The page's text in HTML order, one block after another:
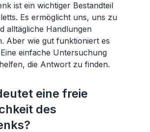
ist ein wichtiger Bestandteil
Es ermöglicht uns, uns zu
alltägliche Handlungen
Aber wie gut funktioniert es
einfache Untersuchung
die Antwort zu finden.
eine freie
des